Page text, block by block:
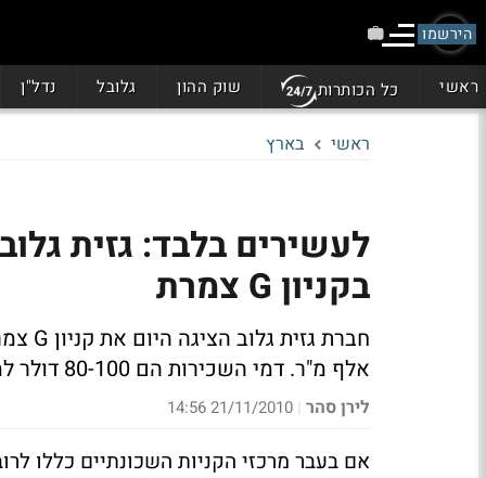
הירשמו
ראשי כל הכותרות שוק ההון גלובל נדל"ן
ראשי בארץ
בקניון G צמרת
אלף מ"ר. דמי השכירות הם 80-100 דולר למ"ר מסחר ו-35-50 דולר למ"ר משרדים
לירן סהר |
21/11/2010 14:56
אם בעבר מרכזי הקניות השכונתיים כללו